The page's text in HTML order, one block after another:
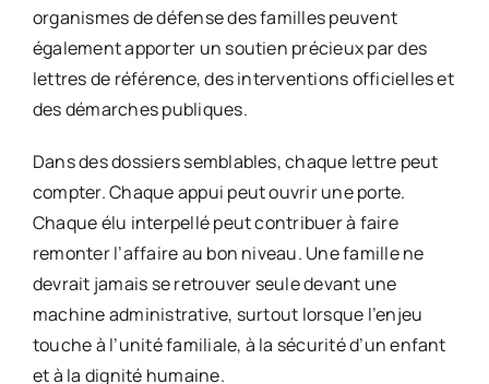
organismes de défense des familles peuvent
également apporter un soutien précieux par des
lettres de référence, des interventions officielles et
des démarches publiques.
Dans des dossiers semblables, chaque lettre peut
compter. Chaque appui peut ouvrir une porte.
Chaque élu interpellé peut contribuer à faire
remonter l’affaire au bon niveau. Une famille ne
devrait jamais se retrouver seule devant une
machine administrative, surtout lorsque l’enjeu
touche à l’unité familiale, à la sécurité d’un enfant
et à la dignité humaine.